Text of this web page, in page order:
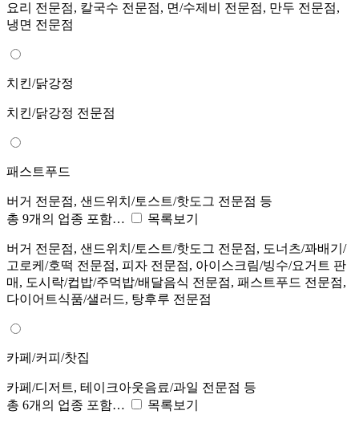
요리 전문점, 칼국수 전문점, 면/수제비 전문점, 만두 전문점,
냉면 전문점
치킨/닭강정
치킨/닭강정 전문점
패스트푸드
버거 전문점, 샌드위치/토스트/핫도그 전문점 등
총 9개의 업종 포함…
목록보기
버거 전문점, 샌드위치/토스트/핫도그 전문점, 도너츠/꽈배기/
고로케/호떡 전문점, 피자 전문점, 아이스크림/빙수/요거트 판
매, 도시락/컵밥/주먹밥/배달음식 전문점, 패스트푸드 전문점,
다이어트식품/샐러드, 탕후루 전문점
카페/커피/찻집
카페/디저트, 테이크아웃음료/과일 전문점 등
총 6개의 업종 포함…
목록보기